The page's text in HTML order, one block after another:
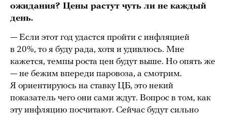
ожидания? Цены растут чуть ли не каждый
день.
— Если этот год удастся пройти с инфляцией
в 20%, то я буду рада, хотя и удивлюсь. Мне
кажется, темпы роста цен будут выше. Но опять же
— не бежим впереди паровоза, а смотрим.
Я ориентируюсь на ставку ЦБ, это некий
показатель чего они сами ждут. Вопрос в том, как
эту инфляцию посчитают. Сейчас будут сильно